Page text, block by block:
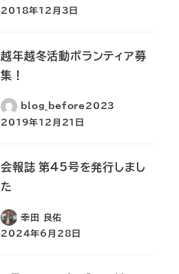
2018年12月3日
越年越冬活動ボランティア募
集！
blog_before2023
2019年12月21日
会報誌 第45号を発行しまし
た
幸田 良佑
2024年6月28日